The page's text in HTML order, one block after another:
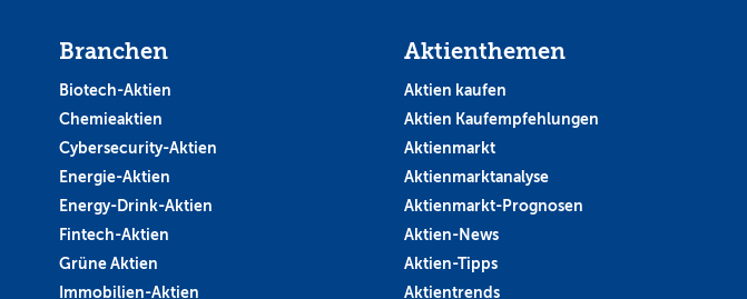
Branchen
Biotech-Aktien
Chemieaktien
Cybersecurity-Aktien
Energie-Aktien
Energy-Drink-Aktien
Fintech-Aktien
Grüne Aktien
Immobilien-Aktien
Aktienthemen
Aktien kaufen
Aktien Kaufempfehlungen
Aktienmarkt
Aktienmarktanalyse
Aktienmarkt-Prognosen
Aktien-News
Aktien-Tipps
Aktientrends